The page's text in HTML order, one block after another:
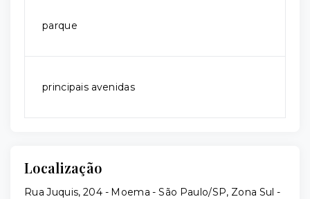
parque
principais avenidas
Localização
Rua Juquis, 204 - Moema - São Paulo/SP, Zona Sul -